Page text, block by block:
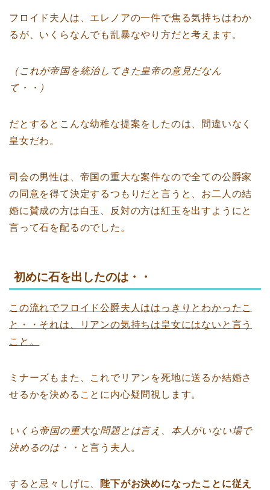
フロイド夫人は、エレノアの一件で焦る気持ちはわか
るが、いくらなんでも乱暴なやり方だと考えます。
（これが帝国を統治してきた皇帝の意見だなん
て・・）
だとするとこんな幼稚な提案をしたのは、間違いなく
皇女だわ。
司会の男性は、帝国の重大な案件なので全ての公爵家
の同意を得て決定するつもりだと言うと、お二人の結
婚に賛成の方は白玉、反対の方は紅玉を出すようにと
言って石を配るのでした。
初めに石を出したのは・・
この流れでフロイド公爵夫人ははっきりとわかったこ
と・・それは、リアンの気持ちは皇女にはないと言う
こと。
ミナーズもまた、これでリアンを死地に送るか結婚さ
せるかを決めることに内心疑問視します。
いくら帝国の重大な問題とは言え、本人がいない場で
決めるのは・・ と言う夫人。
すると忌々しげに、
陛下がお決めになったことに従え